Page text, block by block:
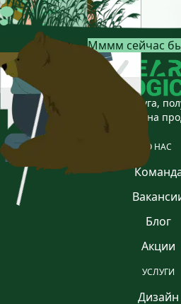
Мммм сейчас бы
Приведи друга,
Скидка 30% на
О НАС
Блог
Акции
УСЛУГИ
Дизайн